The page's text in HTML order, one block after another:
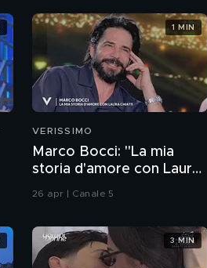
VERISSIMO
Marco Bocci: "La mia
storia d'amore con Laura
Chiatti"
26 apr | Canale 5
1 MIN
3 MIN